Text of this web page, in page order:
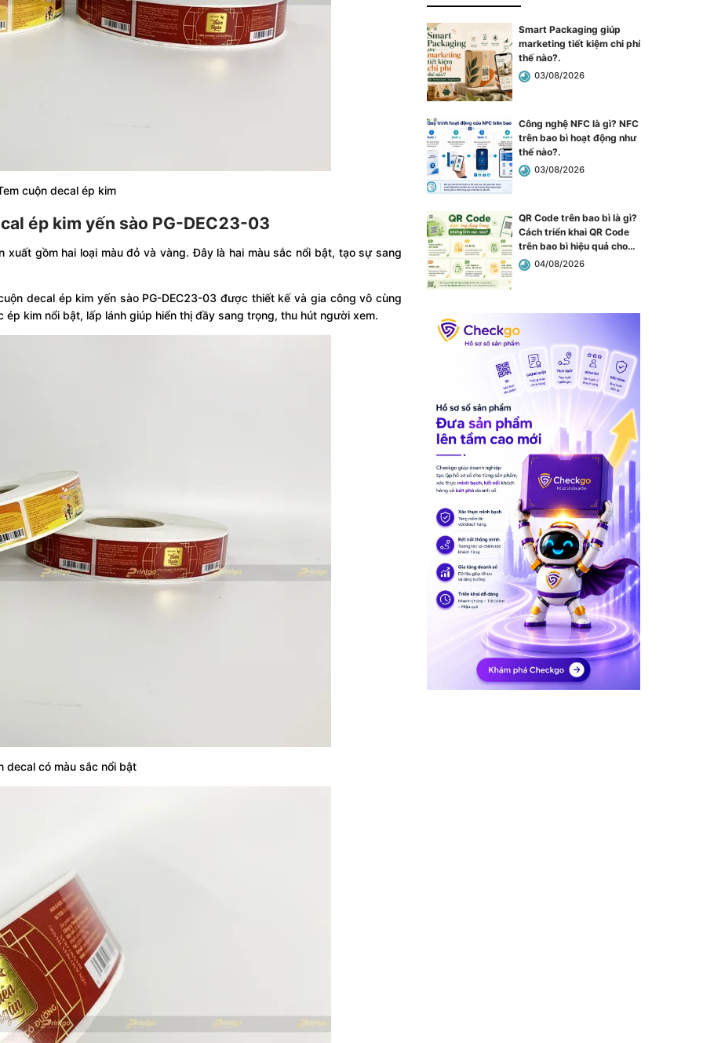
cuộn decal ép kim
ép kim yến sào PG-DEC23-03
xuất gồm hai loại màu đỏ và vàng. Đây là hai màu sắc nổi bật, tạo sự sang
decal ép kim yến sào PG-DEC23-03 được thiết kế và gia công vô cùng
kim nổi bật, lấp lánh giúp hiển thị đầy sang trọng, thu hút người xem.
decal có màu sắc nổi bật
Smart Packaging giúp
marketing tiết kiệm chi phí
thế nào?.
03/08/2026
Công nghệ NFC là gì? NFC
trên bao bì hoạt động như
thế nào?.
03/08/2026
QR Code trên bao bì là gì?
Cách triển khai QR Code
trên bao bì hiệu quả cho
doanh nghiệp.
04/08/2026